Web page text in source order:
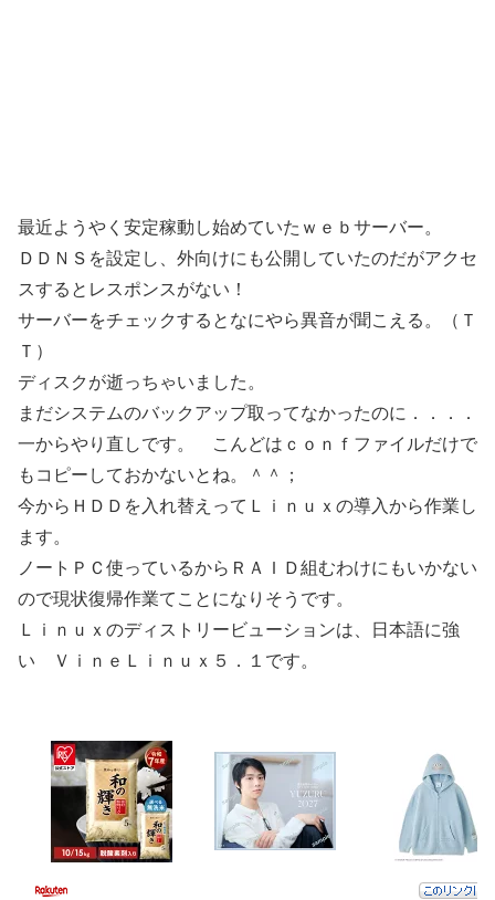
最近ようやく安定稼動し始めていたｗｅｂサーバー。
ＤＤＮＳを設定し、外向けにも公開していたのだがアクセ
スするとレスポンスがない！
サーバーをチェックするとなにやら異音が聞こえる。（Ｔ
Ｔ）
ディスクが逝っちゃいました。
まだシステムのバックアップ取ってなかったのに．．．．
一からやり直しです。 こんどはｃｏｎｆファイルだけで
もコピーしておかないとね。＾＾；
今からＨＤＤを入れ替えってＬｉｎｕｘの導入から作業し
ます。
ノートＰＣ使っているからＲＡＩＤ組むわけにもいかない
ので現状復帰作業てことになりそうです。
Ｌｉｎｕｘのディストリービューションは、日本語に強
い ＶｉｎｅＬｉｎｕｘ５．１です。